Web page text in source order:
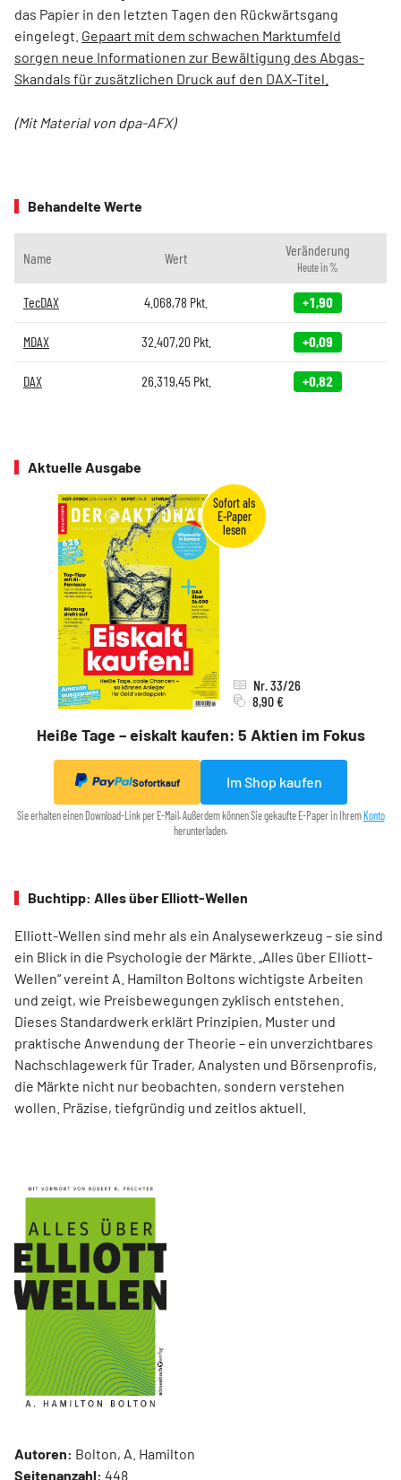
das Papier in den letzten Tagen den Rückwärtsgang
eingelegt. Gepaart mit dem schwachen Marktumfeld
sorgen neue Informationen zur Bewältigung des Abgas-
Skandals für zusätzlichen Druck auf den DAX-Titel.
(Mit Material von dpa-AFX)
Behandelte Werte
Name Wert Veränderung
Heute in %
TecDAX 4.068,78 Pkt. +1,90
MDAX 32.407,20Pkt. +0,09
DAX 26.319,45Pkt. +0,82
Aktuelle Ausgabe
Heiße Tage – eiskalt kaufen: 5 Aktien im Fokus
Nr. 33/26
8,90 €
Sofortkauf Im Shop kaufen
Sie erhalten einen Download-Link per E-Mail. Außerdem können Sie gekaufte E-Paper in Ihrem Konto
herunterladen.
Buchtipp: Alles über Elliott-Wellen
Elliott-Wellen sind mehr als ein Analysewerkzeug – sie sind
ein Blick in die Psychologie der Märkte. „Alles über Elliott-
Wellen“ vereint A. Hamilton Boltons wichtigste Arbeiten
und zeigt, wie Preisbewegungen zyklisch entstehen.
Dieses Standardwerk erklärt Prinzipien, Muster und
praktische Anwendung der Theorie – ein unverzichtbares
Nachschlagewerk für Trader, Analysten und Börsenprofis,
die Märkte nicht nur beobachten, sondern verstehen
wollen. Präzise, tiefgründig und zeitlos aktuell.
Autoren: Bolton, A. Hamilton
Seitenanzahl: 448